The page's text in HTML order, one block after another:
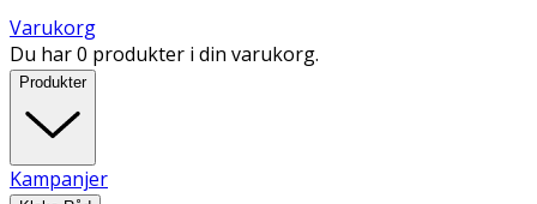
Varukorg
Du har 0 produkter i din varukorg.
Produkter
Kampanjer